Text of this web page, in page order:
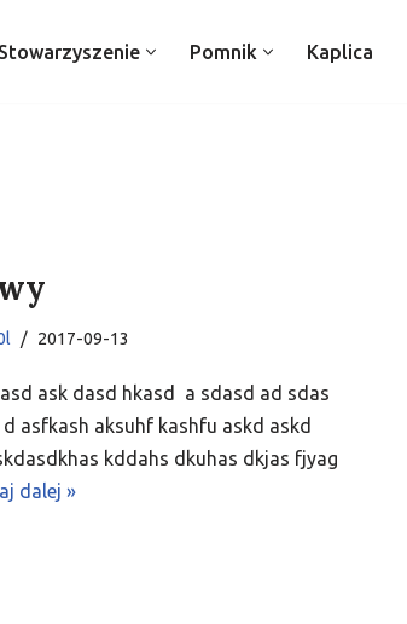
Stowarzyszenie Pomnik Kaplica
2017-09-13
ask dasd hkasd a sdasd ad sdas
asfkash aksuhf kashfu askd askd
kddahs dkuhas dkjas fjyag
dalej »